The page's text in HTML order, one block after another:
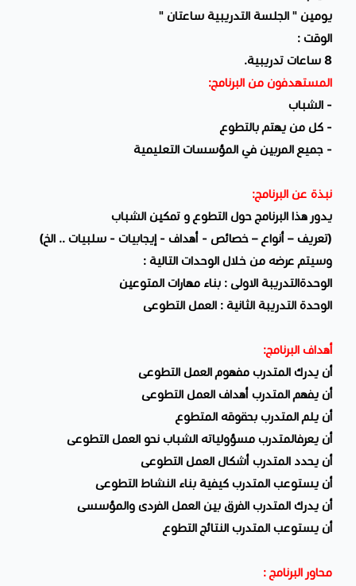
يومين " الجلسة التدريبية ساعتان "
الوقت :
8 ساعات تدريبية.
المستهدفون من البرنامج:
- الشباب
- كل من يهتم بالتطوع
- جميع المربين في المؤسسات التعليمية
نبذة عن البرنامج:
يدور هذا البرنامج حول التطوع و تمكين الشباب
(تعريف – أنواع – خصائص - أهداف - إيجابيات - سلبيات .. الخ)
وسيتم عرضه من خلال الوحدات التالية :
الوحدةالتدريبة الاولى : بناء مهارات المتوعين
الوحدة التدريبة الثانية : العمل التطوعى
أهداف البرنامج:
أن يدرك المتدرب مفهوم العمل التطوعى
أن يفهم المتدرب أهداف العمل التطوعى
أن يلم المتدرب بحقوقه المتطوع
أن يعرفالمتدرب مسؤولياته الشباب نحو العمل التطوعى
أن يحدد المتدرب أشكال العمل التطوعى
أن يستوعب المتدرب كيفية بناء النشاط التطوعى
أن يدرك المتدرب الفرق بين العمل الفردى والمؤسسى
أن يستوعب المتدرب النتائج التطوع
محاور البرنامج :